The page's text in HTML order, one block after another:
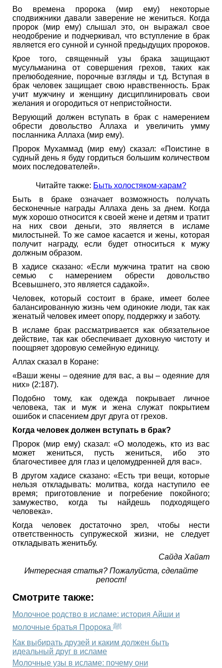
Во времена пророка (мир ему) некоторые
сподвижники давали заверение не жениться. Когда
пророк (мир ему) слышал это, он выражал свое
неодобрение и подчеркивал, что вступление в брак
является его сунной и сунной предыдущих пророков.
Крое того, священный узы брака защищают
мусульманина от совершения грехов, таких как
прелюбодеяние, порочные взгляды и т.д. Вступая в
брак человек защищает свою нравственность. Брак
учит мужчину и женщину дисциплинировать свои
желания и огородиться от непристойности.
Верующий должен вступать в брак с намерением
обрести довольство Аллаха и увеличить умму
посланника Аллаха (мир ему).
Пророк Мухаммад (мир ему) сказал: «Поистине в
судный день я буду гордиться большим количеством
моих последователей».
Читайте также: Быть холостяком-харам?
Быть в браке означает возможность получать
бесконечные награды Аллаха день за днем. Когда
муж хорошо относится к своей жене и детям и тратит
на них свои деньги, это является в исламе
милостыней. То же самое касается и жены, которая
получит награду, если будет относиться к мужу
должным образом.
В хадисе сказано: «Если мужчина тратит на свою
семью с намерением обрести довольство
Всевышнего, это является садакой».
Человек, который состоит в браке, имеет более
балансированную жизнь чем одинокие люди, так как
женатый человек имеет опору, поддержку и заботу.
В исламе брак рассматривается как обязательное
действие, так как обеспечивает духовную чистоту и
поощряет здоровую семейную единицу.
Аллах сказал в Коране:
«Ваши жены – одеяние для вас, а вы – одеяние для
них» (2:187).
Подобно тому, как одежда покрывает личное
человека, так и муж и жена служат покрытием
ошибок и спасением друг друга от грехов.
Когда человек должен вступать в брак?
Пророк (мир ему) сказал: «О молодежь, кто из вас
может жениться, пусть жениться, ибо это
благочестивее для глаз и целомудренней для вас».
В другом хадисе сказано: «Есть три вещи, которые
нельзя откладывать: молитва, когда наступило ее
время; приготовление и погребение покойного;
замужество, когда ты найдешь подходящего
человека».
Когда человек достаточно зрел, чтобы нести
ответственность супружеской жизни, не следует
откладывать женитьбу.
Сайда Хайат
Интересная статья? Пожалуйста, cделайте
репост!
Смотрите также:
Молочное родство в исламе: история Айши и
молочные братья Пророка ﷺ
Как выбирать друзей и каким должен быть
идеальный друг в исламе
Молочные узы в исламе: почему они